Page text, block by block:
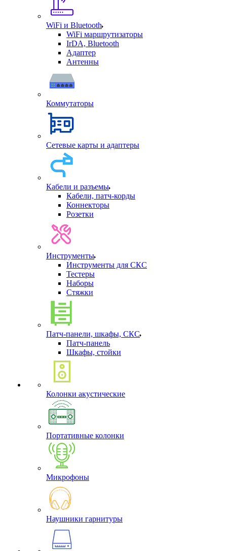
WiFi и Bluetooth
WiFi маршрутизаторы
IrDA, Bluetooth
Адаптер
Антенны
Коммутаторы
Сетевые карты и адаптеры
Кабели и разъемы
Кабели, патч-корды
Коннекторы
Розетки
Инструменты
Инструменты для СКС
Тестеры
Наборы
Стяжки
Патч-панели, шкафы, СКС
Патч-панель
Шкафы, стойки
Колонки акустические
Портативные колонки
Микрофоны
Наушники гарнитуры